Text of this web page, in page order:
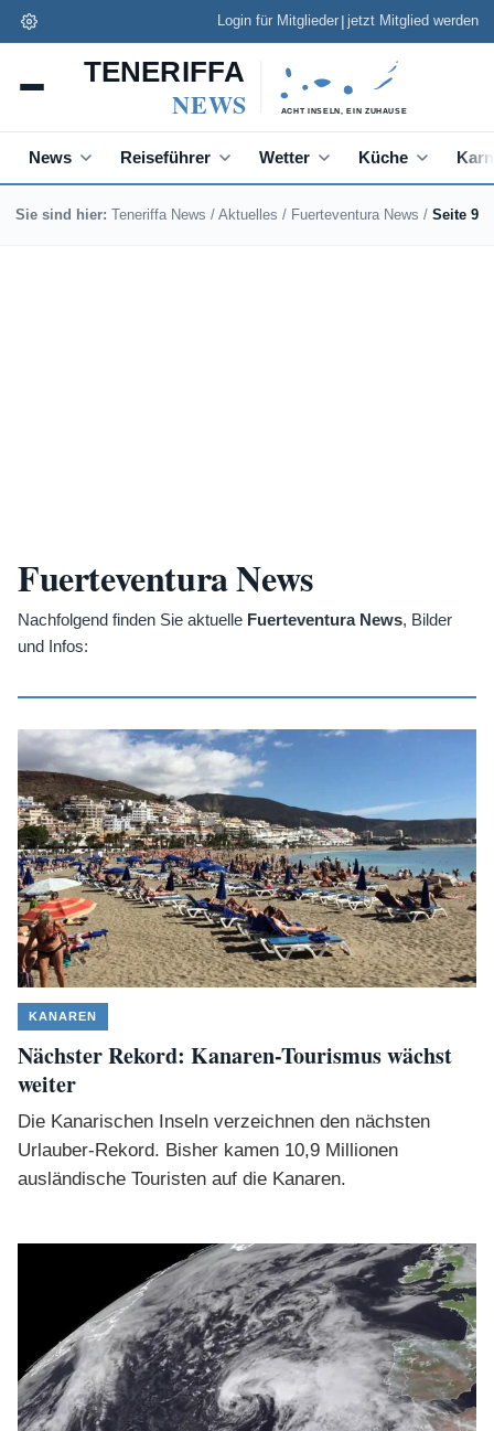
Login für Mitglieder | jetzt Mitglied werden
News Reiseführer Wetter Küche
Sie sind hier: Teneriffa News / Aktuelles / Fuerteventura News / Seite 9
Fuerteventura News
Nachfolgend finden Sie aktuelle Fuerteventura News, Bilder
und Infos:
KANAREN
Nächster Rekord: Kanaren-Tourismus wächst
weiter
Die Kanarischen Inseln verzeichnen den nächsten
Urlauber-Rekord. Bisher kamen 10,9 Millionen
ausländische Touristen auf die Kanaren.
Teneriffa News App
Schneller lesen, Push zu Eilmeldungen